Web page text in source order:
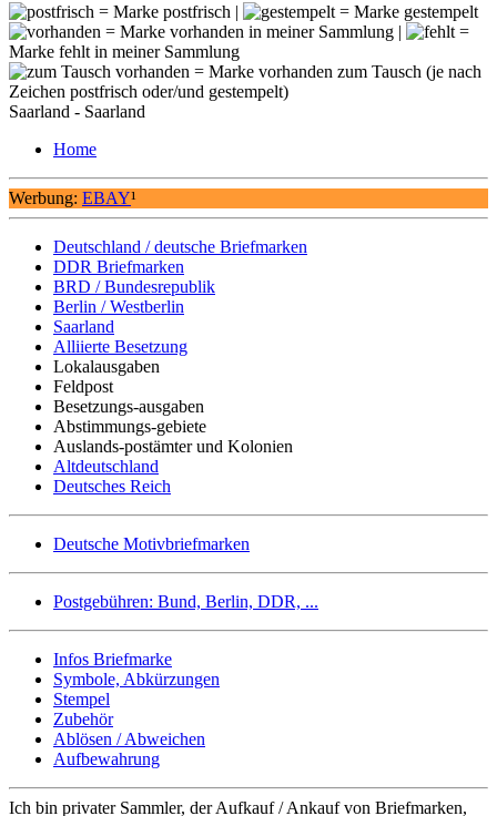
= Marke postfrisch |
= Marke gestempelt
= Marke vorhanden in meiner Sammlung |
=
Marke fehlt in meiner Sammlung
= Marke vorhanden zum Tausch (je nach
Zeichen postfrisch oder/und gestempelt)
Saarland - Saarland
Home
Werbung: EBAY¹
Deutschland / deutsche Briefmarken
DDR Briefmarken
BRD / Bundesrepublik
Berlin / Westberlin
Saarland
Alliierte Besetzung
Lokalausgaben
Feldpost
Besetzungs-ausgaben
Abstimmungs-gebiete
Auslands-postämter und Kolonien
Altdeutschland
Deutsches Reich
Deutsche Motivbriefmarken
Postgebühren: Bund, Berlin, DDR, ...
Infos Briefmarke
Symbole, Abkürzungen
Stempel
Zubehör
Ablösen / Abweichen
Aufbewahrung
Ich bin privater Sammler, der Aufkauf / Ankauf von Briefmarken,